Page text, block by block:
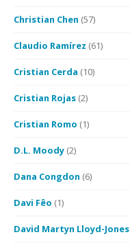
Christian Chen (57)
Claudio Ramírez (61)
Cristian Cerda (10)
Cristian Rojas (2)
Cristian Romo (1)
D.L. Moody (2)
Dana Congdon (6)
Davi Fêo (1)
David Martyn Lloyd-Jones